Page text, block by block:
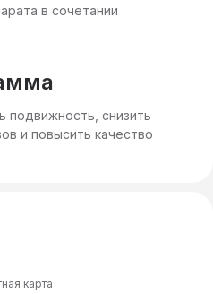
в сочетании
подвижность, снизить
и повысить качество
карта